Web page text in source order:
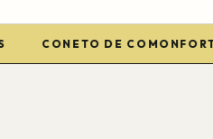
CONETO DE COMONFORT